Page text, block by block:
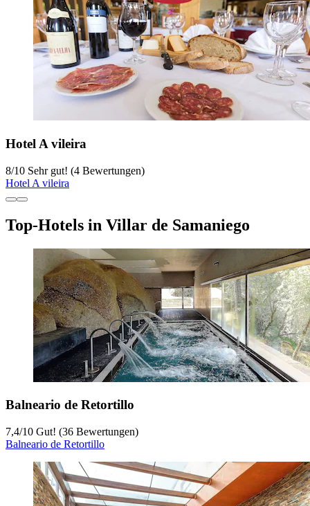
Hotel A vileira
8/10 Sehr gut! (4 Bewertungen)
Hotel A vileira
Top-Hotels in Villar de Samaniego
Balneario de Retortillo
7,4/10 Gut! (36 Bewertungen)
Balneario de Retortillo